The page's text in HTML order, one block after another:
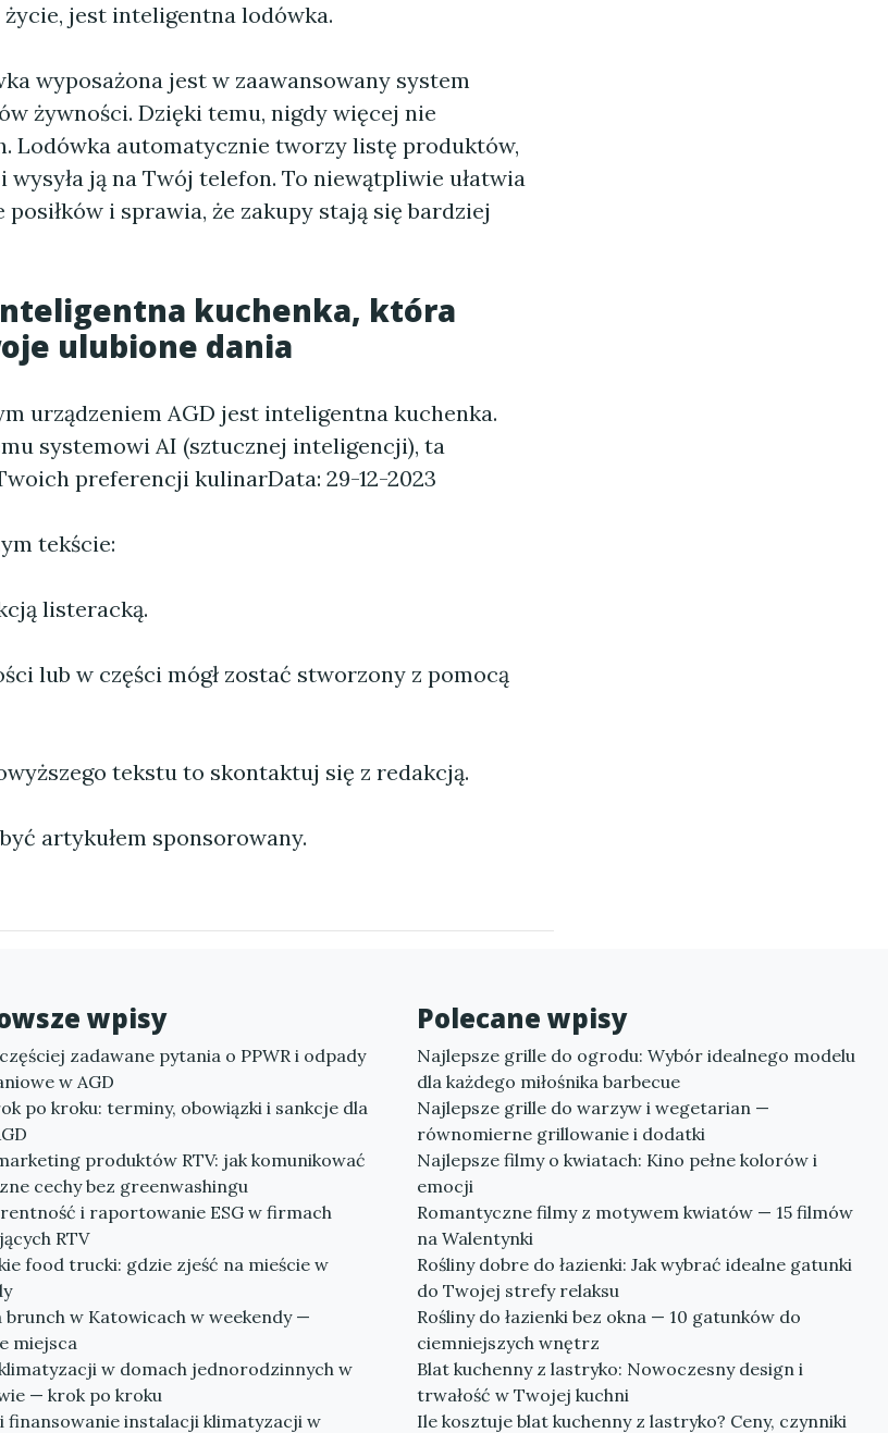
jest inteligentna lodówka.
wyposażona jest w zaawansowany system
żywności. Dzięki temu, nigdy więcej nie
Lodówka automatycznie tworzy listę produktów,
ją na Twój telefon. To niewątpliwie ułatwia
i sprawia, że zakupy stają się bardziej
kuchenka, która
ulubione dania
urządzeniem AGD jest inteligentna kuchenka.
systemowi AI (sztucznej inteligencji), ta
preferencji kulinarData: 29-12-2023
tekście:
listeracką.
lub w części mógł zostać stworzony z pomocą
tekstu to skontaktuj się z redakcją.
artykułem sponsorowany.
wpisy
zadawane pytania o PPWR i odpady
w AGD
po kroku: terminy, obowiązki i sankcje dla
produktów RTV: jak komunikować
cechy bez greenwashingu
i raportowanie ESG w firmach
RTV
food trucki: gdzie zjeść na mieście w
brunch w Katowicach w weekendy —
miejsca
w domach jednorodzinnych w
— krok po kroku
finansowanie instalacji klimatyzacji w
Polecane wpisy
Najlepsze grille do ogrodu: Wybór idealnego modelu
dla każdego miłośnika barbecue
Najlepsze grille do warzyw i wegetarian —
równomierne grillowanie i dodatki
Najlepsze filmy o kwiatach: Kino pełne kolorów i
emocji
Romantyczne filmy z motywem kwiatów — 15 filmów
na Walentynki
Rośliny dobre do łazienki: Jak wybrać idealne gatunki
do Twojej strefy relaksu
Rośliny do łazienki bez okna — 10 gatunków do
ciemniejszych wnętrz
Blat kuchenny z lastryko: Nowoczesny design i
trwałość w Twojej kuchni
Ile kosztuje blat kuchenny z lastryko? Ceny, czynniki